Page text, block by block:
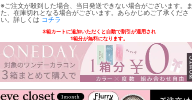
※ご注文が殺到した場合、当日発送できない場合がございます。ま
た、在庫切れとなる場合がございます。あらかじめご了承くださ
い。詳しくは コチラ
3箱カートに追加いただくと自動で割引が適用され
1箱分が無料になります。